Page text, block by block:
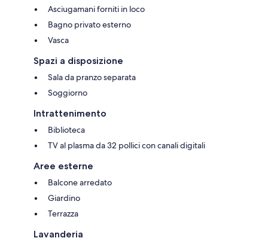
Asciugamani forniti in loco
Bagno privato esterno
Vasca
Spazi a disposizione
Sala da pranzo separata
Soggiorno
Intrattenimento
Biblioteca
TV al plasma da 32 pollici con canali digitali
Aree esterne
Balcone arredato
Giardino
Terrazza
Lavanderia